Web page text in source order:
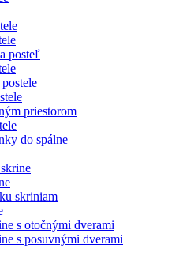
posteľ
priestorom
do spálne
skriniam
s otočnými dverami
s posuvnými dverami